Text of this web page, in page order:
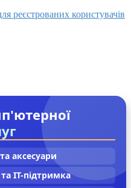
реєстрованих користувачів
аксесуари
IT-підтримка